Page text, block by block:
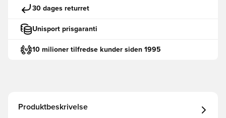
30 dages returret
Unisport prisgaranti
10 milioner tilfredse kunder siden 1995
Produktbeskrivelse